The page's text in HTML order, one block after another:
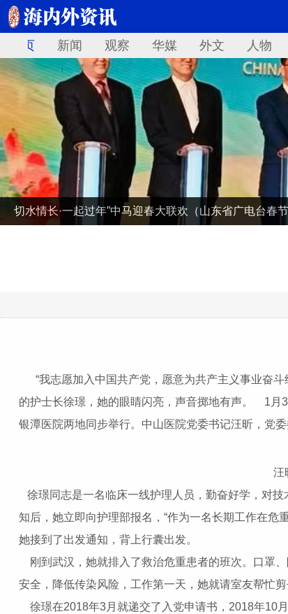
首页 新闻 观察 华媒 外文 人物
切水情长·一起过年”中马迎春大联欢（山东省广电台春
“我志愿加入中国共产党，愿意为共产主义事业奋
的护士长徐璟，她的眼睛闪亮，声音掷地有声。 1月
银潭医院两地同步举行。中山医院党委书记汪昕，党
汪
徐璟同志是一名临床一线护理人员，勤奋好学，对
知后，她立即向护理部报名，“作为一名长期工作在危
她接到了出发通知，背上行囊出发。
刚到武汉，她就排入了救治危重患者的班次。口罩
安全，降低传染风险，工作第一天，她就请室友帮忙
徐璟在2018年3月就递交了入党申请书，2018年10